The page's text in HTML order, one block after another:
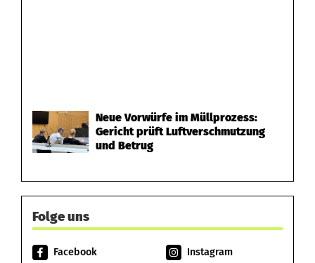
Neue Vorwürfe im Müllprozess:
Gericht prüft Luftverschmutzung
und Betrug
Folge uns
Facebook
Instagram